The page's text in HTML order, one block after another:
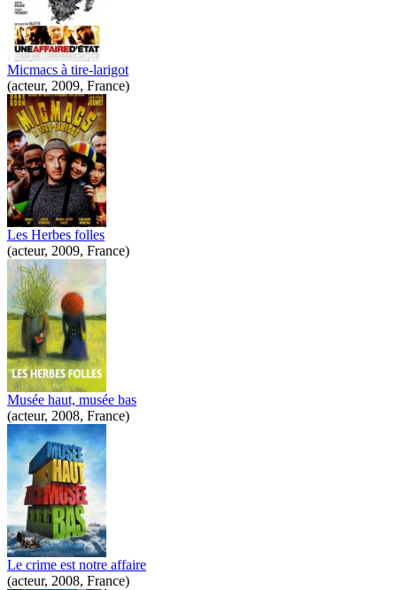
Micmacs à tire-larigot
(acteur, 2009, France)
Les Herbes folles
(acteur, 2009, France)
Musée haut, musée bas
(acteur, 2008, France)
Le crime est notre affaire
(acteur, 2008, France)